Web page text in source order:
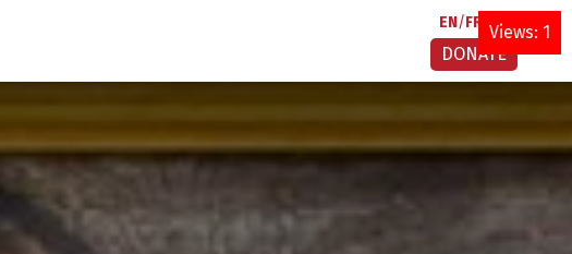
EN FR AR
DONATE
Views: 1